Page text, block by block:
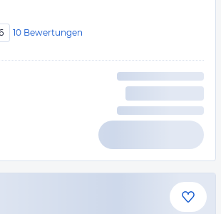
10 Bewertungen